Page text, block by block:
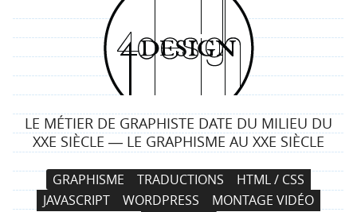
4
d
e
s
i
g
LE MÉTIER DE GRAPHISTE DATE DU MILIEU DU
XXE SIÈCLE ― LE GRAPHISME AU XXE SIÈCLE
GRAPHISME TRADUCTIONS
HTML / CSS
JAVASCRIPT
WORDPRESS
MONTAGE VIDÉO